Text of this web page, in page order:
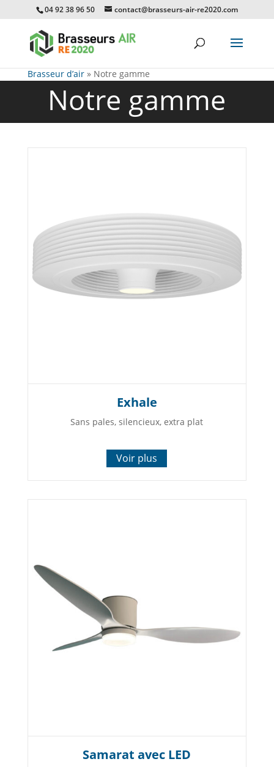
Brasseur d’air» Notre gamme
04 92 38 96 50 contact@brasseurs-air-re2020.com
Notre gamme
Exhale
Sans pales, silencieux, extra plat
Voir plus
Samarat avec LED